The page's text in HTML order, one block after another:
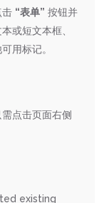
击 “表单” 按钮并
或短文本框、
用标记。
点击页面右侧
existing